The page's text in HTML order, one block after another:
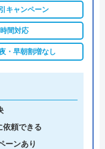
コミ）
ます。
明朗会計。問い合
でできるので、ま
すめします。
いる水の生活救急
ッチン、お風呂な
ラブル解決のスペ
キャンペーン
間対応
・早朝割増なし
依頼できる
ーンあり